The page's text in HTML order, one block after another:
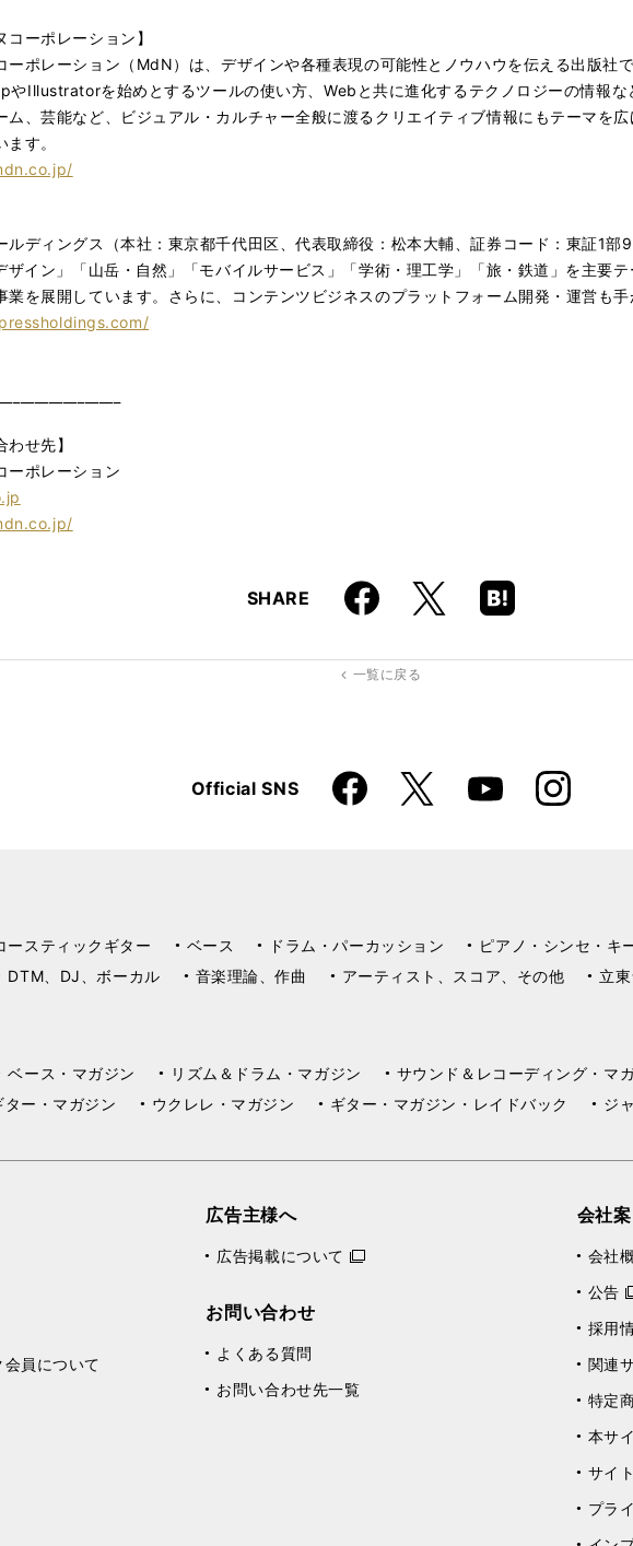
コーポレーション】
ーポレーション（MdN）は、デザインや各種表現の可能性とノウハウを伝える出版社
やIllustratorを始めとするツールの使い方、Webと共に進化するテクノロジーの情報な
ム、芸能など、ビジュアル・カルチャー全般に渡るクリエイティブ情報にもテーマを
す。
ルディングス（本社：東京都千代田区、代表取締役：松本大輔、証券コード：東証1
ザイン」「山岳・自然」「モバイルサービス」「学術・理工学」「旅・鉄道」を主要
業を展開しています。さらに、コンテンツビジネスのプラットフォーム開発・運営も手
わせ先】
ーポレーション
SHARE Faceboo
k
X
Hatena
Boo
rk
一覧に戻る
Official SNSFaceboo
k
X YouTube Instagra
m
ースティックギター ベース ドラム・パーカッション ピアノ・シンセ・キ
DTM、DJ、ボーカル 音楽理論、作曲 アーティスト、スコア、その他 立
ベース・マガジン リズム＆ドラム・マガジン
サウンド＆レコーディング・マ
ー・マガジン
ウクレレ・マガジン ギター・マガジン・レイドバック ジ
員について
広告主様へ
広告掲載について
お問い合わせ
よくある質問
お問い合わせ先一覧
会社
会社
公告
採用
関連
特定
本サ
サイ
プラ